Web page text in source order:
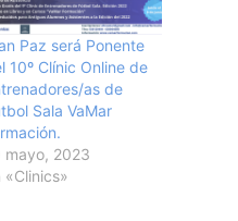
Paz será Ponente
10º Clínic Online de
as de
Sala VaMar
mayo, 2023
«Clinics»